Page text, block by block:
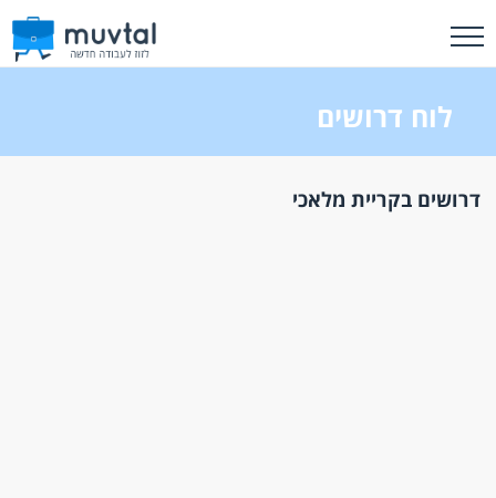
לוח דרושים
דרושים בקריית מלאכי